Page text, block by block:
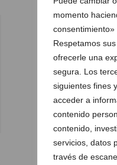
momento
consentimiento»
Respetamos
ofrecerle una
segura. Los
siguientes fines
acceder a
contenido
contenido,
servicios, datos
través de